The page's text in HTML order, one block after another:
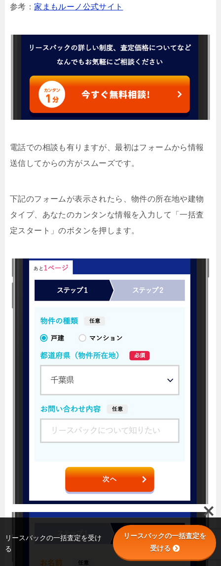
参考：家まもルーノ公式サイト
電話での相談も有りますが、最初はフォームから情報
送信してからの方がスムーズです。
下記のフォームが表示されたら、物件の所在地や建物
タイプ、あなたのカンタンな情報を入力して「一括査
定スタート」のボタンを押します。
リースバックの一括査定を受け
る
リースバックの一括査定を
受ける